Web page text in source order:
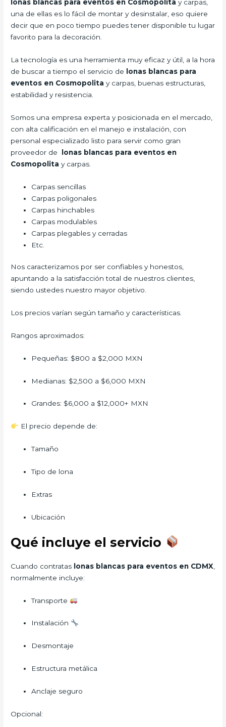
lonas blancas para eventos en Cosmopolita y carpas,
una de ellas es lo fácil de montar y desinstalar, eso quiere
decir que en poco tiempo puedes tener disponible tu lugar
favorito para la decoración.
La tecnología es una herramienta muy eficaz y útil, a la hora
de buscar a tiempo el servicio de
lonas blancas para
eventos en Cosmopolita y carpas, buenas estructuras,
estabilidad y resistencia.
Somos una empresa experta y posicionada en el mercado,
con alta calificación en el manejo e instalación, con
personal especializado listo para servir como gran
proveedor de
lonas blancas para eventos en
Cosmopolita y carpas.
Carpas sencillas
Carpas poligonales
Carpas hinchables
Carpas modulables
Carpas plegables y cerradas
Etc.
Nos caracterizamos por ser confiables y honestos,
apuntando a la satisfacción total de nuestros clientes,
siendo ustedes nuestro mayor objetivo.
Los precios varían según tamaño y características.
Rangos aproximados:
Pequeñas: $800 a $2,000 MXN
Medianas: $2,500 a $6,000 MXN
Grandes: $6,000 a $12,000+ MXN
El precio depende de:
Tamaño
Tipo de lona
Extras
Ubicación
Qué incluye el servicio
Cuando contratas lonas blancas para eventos en CDMX
normalmente incluye:
Transporte
Instalación
Desmontaje
Estructura metálica
Anclaje seguro
Opcional: